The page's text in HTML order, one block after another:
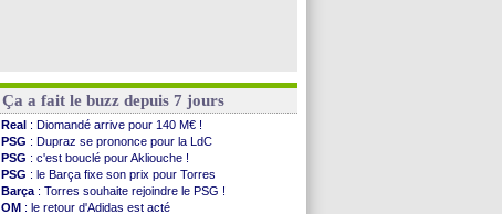
Ça a fait le buzz depuis 7 jours
Real : Diomandé arrive pour 140 M€ !
PSG : Dupraz se prononce pour la LdC
PSG : c'est bouclé pour Akliouche !
PSG : le Barça fixe son prix pour Torres
Barça : Torres souhaite rejoindre le PSG !
OM : le retour d'Adidas est acté